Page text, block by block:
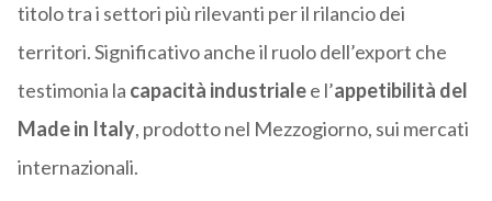
titolo tra i settori più rilevanti per il rilancio dei
territori. Significativo anche il ruolo dell’export che
testimonia la capacità industrialee l’appetibilità del
Made in Italy, prodotto nel Mezzogiorno, sui mercati
internazionali.